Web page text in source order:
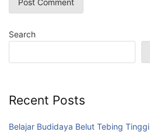
Search
Recent Posts
Belajar Budidaya Belut Tebing Tinggi